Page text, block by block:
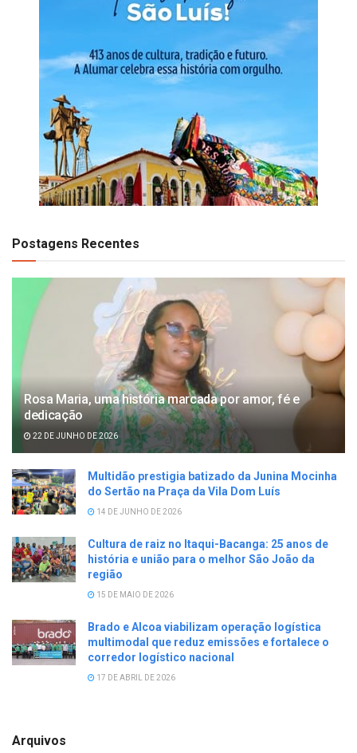
Postagens Recentes
Rosa Maria, uma história marcada por amor, fé e
dedicação
22 DE JUNHO DE 2026
Multidão prestigia batizado da Junina Mocinha
do Sertão na Praça da Vila Dom Luís
14 DE JUNHO DE 2026
Cultura de raiz no Itaqui-Bacanga: 25 anos de
história e união para o melhor São João da
região
15 DE MAIO DE 2026
Brado e Alcoa viabilizam operação logística
multimodal que reduz emissões e fortalece o
corredor logístico nacional
17 DE ABRIL DE 2026
Arquivos